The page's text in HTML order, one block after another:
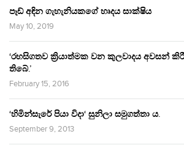
පෑඩ් අඳින ගැහැනියකගේ හෘදය සාක්ෂිය
May 10, 2019
‘රහසිගතව ක්‍රියාත්මක වන කුලවාදය අවසන්
තිබේ.’
February 15, 2016
‘හිමින්සැරේ පියා විදා‘ සුනිලා සමුගත්තා ය.
September 9, 2013